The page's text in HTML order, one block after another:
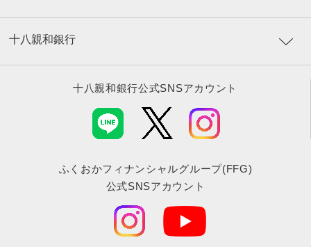
十八親和銀行
十八親和銀行公式SNSアカウント
ふくおかフィナンシャルグループ(FFG)
公式SNSアカウント